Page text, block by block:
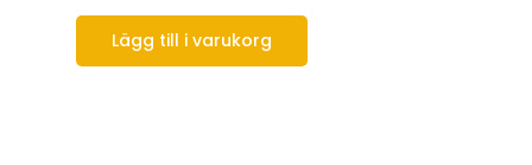
Lägg till i varukorg